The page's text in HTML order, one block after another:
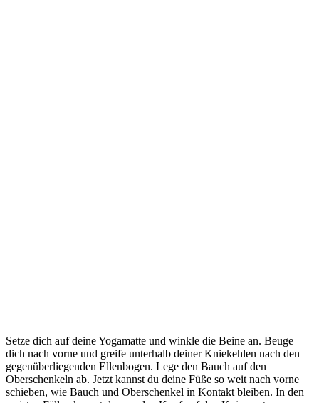
Setze dich auf deine Yogamatte und winkle die Beine an. Beuge
dich nach vorne und greife unterhalb deiner Kniekehlen nach den
gegenüberliegenden Ellenbogen. Lege den Bauch auf den
Oberschenkeln ab. Jetzt kannst du deine Füße so weit nach vorne
schieben, wie Bauch und Oberschenkel in Kontakt bleiben. In den